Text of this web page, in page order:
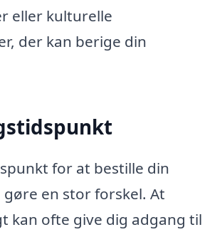
eller kulturelle
der kan berige din
for at bestille din
en stor forskel. At
kan ofte give dig adgang til